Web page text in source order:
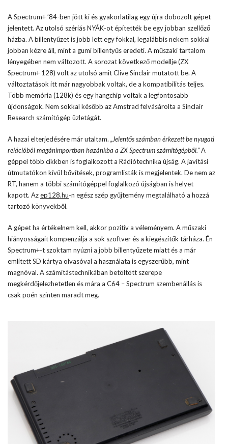
A Spectrum+ ’84-ben jött ki és gyakorlatilag egy újra dobozolt gépet
jelentett. Az utolsó szériás NYÁK-ot építették be egy jobban szellőző
házba. A billentyűzet is jobb lett egy fokkal, legalábbis nekem sokkal
jobban kézre áll, mint a gumi billentyűs eredeti. A műszaki tartalom
lényegében nem változott. A sorozat következő modellje (ZX
Spectrum+ 128) volt az utolsó amit Clive Sinclair mutatott be. A
változtatások itt már nagyobbak voltak, de a kompatibilitás teljes.
Több memória (128k) és egy hangchip voltak a legfontosabb
újdonságok. Nem sokkal később az Amstrad felvásárolta a Sinclair
Research számítógép üzletágát.
A hazai elterjedésére már utaltam. „Jelentős számban érkezett be nyugati
relációból magánimportban hazánkba a ZX Spectrum számítógépből.”A
géppel több cikkben is foglalkozott a Rádiótechnika újság. A javítási
útmutatókon kívül bővítések, programlisták is megjelentek. De nem az
RT, hanem a többi számítógéppel foglalkozó újságban is helyet
kapott. Azep128.hu-n egész szép gyűjtemény megtalálható a hozzá
tartozó könyvekből.
A gépet ha értékelnem kell, akkor pozitív a véleményem. A műszaki
hiányosságait kompenzálja a sok szoftver és a kiegészítők tárháza. Én
Spectrum+-t szoktam nyúzni a jobb billentyűzete miatt és a már
említett SD kártya olvasóval a használata is egyszerűbb, mint
magnóval. A számítástechnikában betöltött szerepe
megkérdőjelezhetetlen és mára a C64 – Spectrum szembenállás is
csak poén szinten maradt meg.